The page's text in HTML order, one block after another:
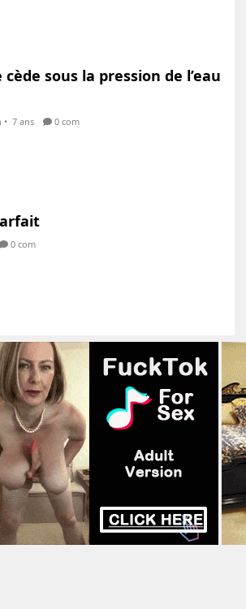
sous la pression de l’eau
• 7 ans 0 com
0 com